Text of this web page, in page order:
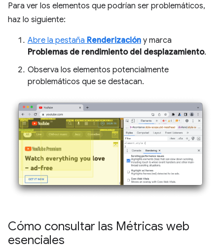
Para ver los elementos que podrían ser problemáticos,
haz lo siguiente:
Abre la pestaña Renderización y marca
Problemas de rendimiento del desplazamiento.
Observa los elementos potencialmente
problemáticos que se destacan.
Cómo consultar las Métricas web
esenciales